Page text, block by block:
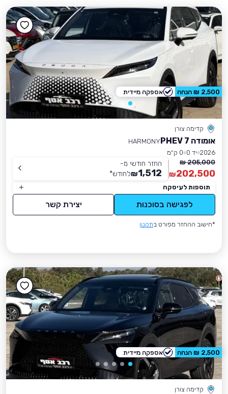
קדימה צורן
אומודה 7 PHEV
HARMONY
2026 יד 0
0 ק״מ
205,000 ₪
202,500
₪
החזר חודשי מ-
1,512
₪לחודש*
תוספות לעיסקה
לפגישה בסוכנות יצירת קשר
*חישוב ההחזר מפורט בתקנון
2,500 ₪ הנחה אספקה מיידית
קדימה צורן
2,500 ₪ הנחה אספקה מיידית